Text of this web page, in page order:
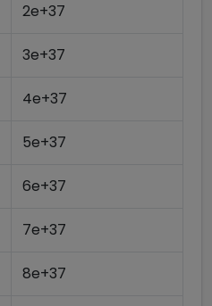
2e+37
3e+37
4e+37
5e+37
6e+37
7e+37
8e+37